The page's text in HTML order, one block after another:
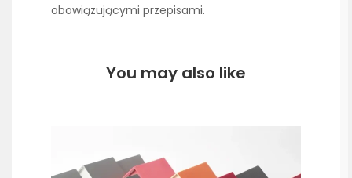
obowiązującymi przepisami.
You may also like